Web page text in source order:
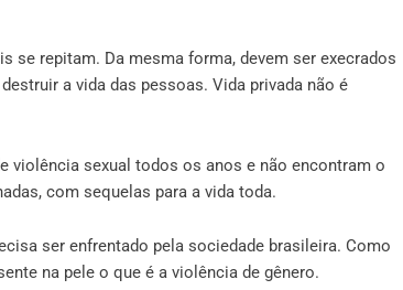
se repitam. Da mesma forma, devem ser execrados
a vida das pessoas. Vida privada não é
violência sexual todos os anos e não encontram o
com sequelas para a vida toda.
ser enfrentado pela sociedade brasileira. Como
na pele o que é a violência de gênero.